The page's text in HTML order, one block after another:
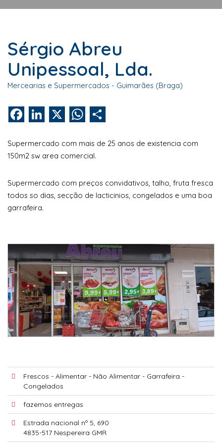
Sérgio Abreu
Unipessoal, Lda.
Mercearias e Supermercados - Guimarães (Braga)
FacebookLinkedIn WhatsApp
Supermercado com mais de 25 anos de existencia com
150m2 sw area comercial.
Supermercado com preços convidativos, talho, fruta fresca
todos so dias, secção de lacticinios, congelados e uma boa
garrafeira.
Frescos - Alimentar - Não Alimentar - Garrafeira -
Congelados
fazemos entregas
Estrada nacional nº 5, 690
4835-517 Nespereira GMR